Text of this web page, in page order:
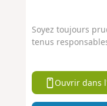
Soyez toujours
tenus
Ouvrir dans